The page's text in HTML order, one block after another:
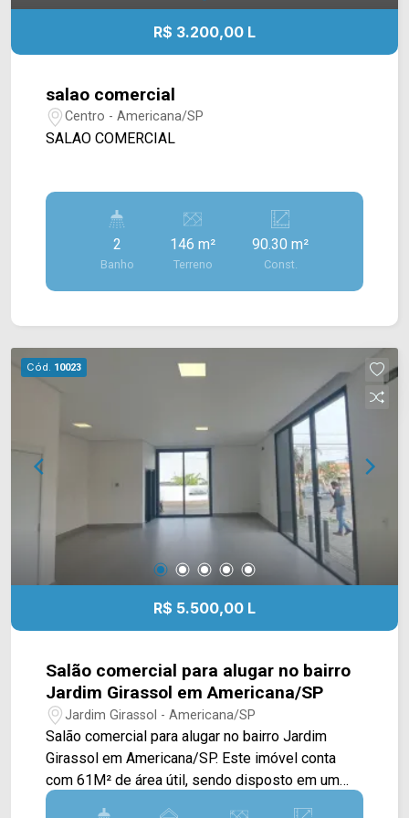
R$ 3.200,00 L
salao comercial
Centro - Americana/SP
SALAO COMERCIAL
2
Banho
146 m²
Terreno
90.30 m²
Const.
Cód. 10023
R$ 5.500,00 L
Salão comercial para alugar no bairro
Jardim Girassol em Americana/SP
Jardim Girassol - Americana/SP
Salão comercial para alugar no bairro Jardim
Girassol em Americana/SP. Este imóvel conta
com 61M² de área útil, sendo disposto em um
amplo salão com portas e janelas em blindex. >